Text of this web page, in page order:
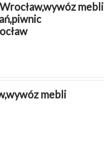
mebli
mebli